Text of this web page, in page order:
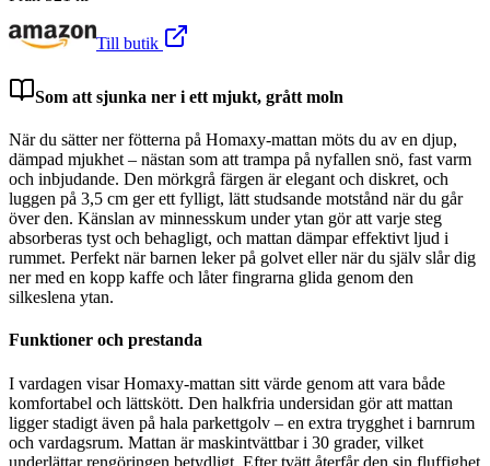
Till butik
Som att sjunka ner i ett mjukt, grått moln
När du sätter ner fötterna på Homaxy-mattan möts du av en djup,
dämpad mjukhet – nästan som att trampa på nyfallen snö, fast varm
och inbjudande. Den mörkgrå färgen är elegant och diskret, och
luggen på 3,5 cm ger ett fylligt, lätt studsande motstånd när du går
över den. Känslan av minnesskum under ytan gör att varje steg
absorberas tyst och behagligt, och mattan dämpar effektivt ljud i
rummet. Perfekt när barnen leker på golvet eller när du själv slår dig
ner med en kopp kaffe och låter fingrarna glida genom den
silkeslena ytan.
Funktioner och prestanda
I vardagen visar Homaxy-mattan sitt värde genom att vara både
komfortabel och lättskött. Den halkfria undersidan gör att mattan
ligger stadigt även på hala parkettgolv – en extra trygghet i barnrum
och vardagsrum. Mattan är maskintvättbar i 30 grader, vilket
underlättar rengöringen betydligt. Efter tvätt återfår den sin fluffighet